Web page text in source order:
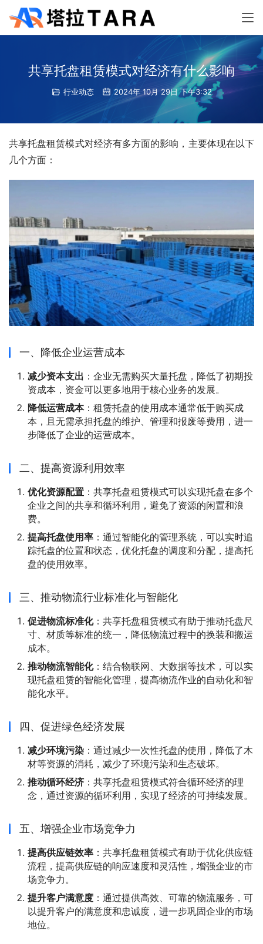
共享托盘租赁模式对经济有什么影响
行业动态 2024年 10月 29日 下午3:32
共享托盘租赁模式对经济有多方面的影响，主要体现在以下
几个方面：
一、降低企业运营成本
减少资本支出 ：企业无需购买大量托盘，降低了初期投
资成本，资金可以更多地用于核心业务的发展。
降低运营成本：租赁托盘的使用成本通常低于购买成
本，且无需承担托盘的维护、管理和报废等费用，进一
步降低了企业的运营成本。
二、提高资源利用效率
优化资源配置 ：共享托盘租赁模式可以实现托盘在多个
企业之间的共享和循环利用，避免了资源的闲置和浪
费。
提高托盘使用率 ：通过智能化的管理系统，可以实时追
踪托盘的位置和状态，优化托盘的调度和分配，提高托
盘的使用效率。
三、推动物流行业标准化与智能化
促进物流标准化：共享托盘租赁模式有助于推动托盘尺
寸、材质等标准的统一，降低物流过程中的换装和搬运
成本。
推动物流智能化：结合物联网、大数据等技术，可以实
现托盘租赁的智能化管理，提高物流作业的自动化和智
能化水平。
四、促进绿色经济发展
减少环境污染 ：通过减少一次性托盘的使用，降低了木
材等资源的消耗，减少了环境污染和生态破坏。
推动循环经济 ：共享托盘租赁模式符合循环经济的理
念，通过资源的循环利用，实现了经济的可持续发展。
五、增强企业市场竞争力
提高供应链效率 ：共享托盘租赁模式有助于优化供应链
流程，提高供应链的响应速度和灵活性，增强企业的市
场竞争力。
提升客户满意度 ：通过提供高效、可靠的物流服务，可
以提升客户的满意度和忠诚度，进一步巩固企业的市场
地位。